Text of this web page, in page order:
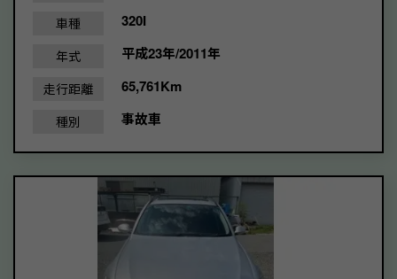
車種 320I
年式 平成23年/2011年
走行距離 65,761Km
種別 事故車